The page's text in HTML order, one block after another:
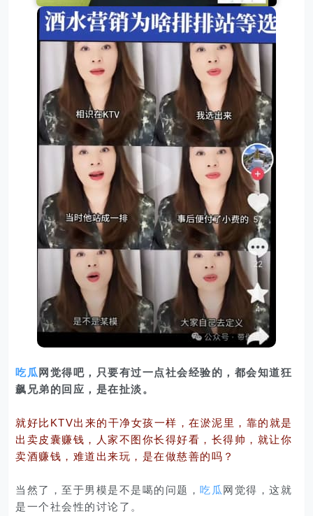
吃瓜 网觉得吧，只要有过一点社会经验的，都会知道狂
飙兄弟的回应，是在扯淡。
就好比KTV出来的干净女孩一样，在淤泥里，靠的就是
出卖皮囊赚钱，人家不图你长得好看，长得帅，就让你
卖酒赚钱，难道出来玩，是在做慈善的吗？
当然了，至于男模是不是噶的问题，吃瓜网觉得，这就
是一个社会性的讨论了。